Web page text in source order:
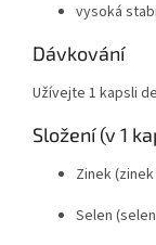
vysoká
Dávkování
Užívejte 1 kapsli
Složení (v 1
Zinek
Selen